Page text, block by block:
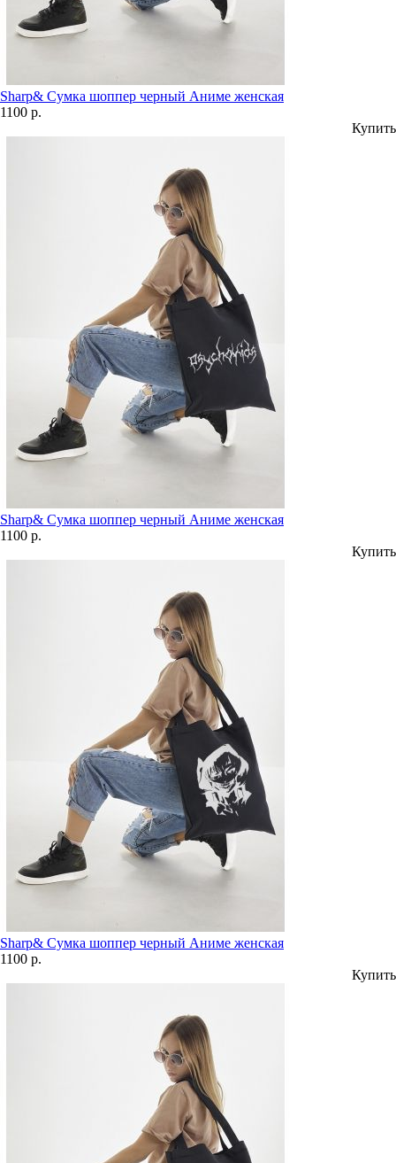
Sharp& Сумка шоппер черный Аниме женская
1100 р.
Купить
Sharp& Сумка шоппер черный Аниме женская
1100 р.
Купить
Sharp& Сумка шоппер черный Аниме женская
1100 р.
Купить